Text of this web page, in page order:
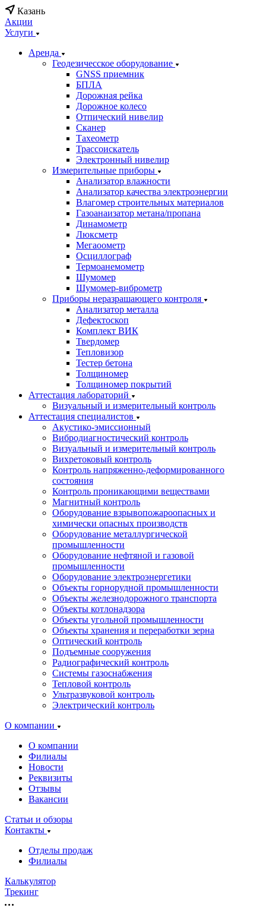
Казань
Акции
Услуги
Аренда
Геодезичесское оборудование
GNSS приемник
БПЛА
Дорожная рейка
Дорожное колесо
Отпический нивелир
Сканер
Тахеометр
Трассоискатель
Электронный нивелир
Измерительные приборы
Анализатор влажности
Анализатор качества электроэнергии
Влагомер строительных материалов
Газоанаизатор метана/пропана
Динамометр
Люксметр
Мегаоометр
Осциллограф
Термоанемометр
Шумомер
Шумомер-виброметр
Приборы неразрашающего контроля
Анализатор металла
Дефектоскоп
Комплект ВИК
Твердомер
Тепловизор
Тестер бетона
Толщиномер
Толщиномер покрытий
Аттестация лабораторий
Визуальный и измерительный контроль
Аттестация специалистов
Акустико-эмиссионный
Вибродиагностический контроль
Визуальный и измерительный контроль
Вихретоковый контроль
Контроль напряженно-деформированного
состояния
Контроль проникающими веществами
Магнитный контроль
Оборудование взрывопожароопасных и
химически опасных производств
Оборудование металлургической
промышленности
Оборудование нефтяной и газовой
промышленности
Оборудование электроэнергетики
Объекты горнорудной промышленности
Объекты железнодорожного транспорта
Объекты котлонадзора
Объекты угольной промышленности
Объекты хранения и переработки зерна
Оптический контроль
Подъемные сооружения
Радиографический контроль
Системы газоснабжения
Тепловой контроль
Ультразвуковой контроль
Электрический контроль
О компании
О компании
Филиалы
Новости
Реквизиты
Отзывы
Вакансии
Статьи и обзоры
Контакты
Отделы продаж
Филиалы
Калькулятор
Трекинг